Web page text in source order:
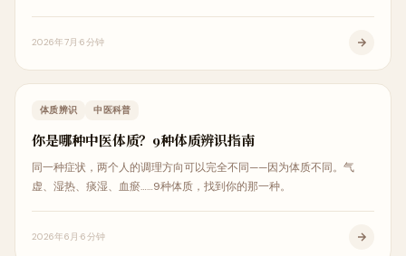
2026年7月6分钟
中医科普
体质辨识 中医科普
你是哪种中医体质？9种体质辨识指南
同一种症状，两个人的调理方向可以完全不同——因为体质不同。气
虚、湿热、痰湿、血瘀……9种体质，找到你的那一种。
2026年6月6分钟